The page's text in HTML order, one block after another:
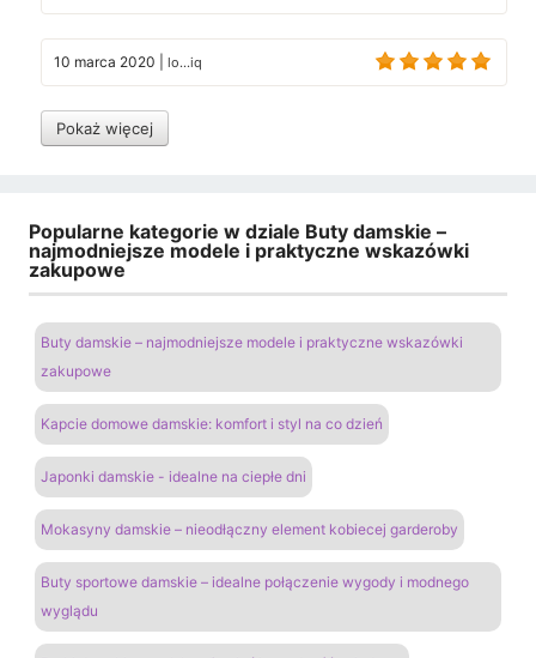
10 marca 2020 lo...iq
Pokaż więcej
Popularne kategorie w dziale Buty damskie –
najmodniejsze modele i praktyczne wskazówki
zakupowe
Buty damskie – najmodniejsze modele i praktyczne wskazówki
zakupowe
Kapcie domowe damskie: komfort i styl na co dzień
Japonki damskie - idealne na ciepłe dni
Mokasyny damskie – nieodłączny element kobiecej garderoby
Buty sportowe damskie – idealne połączenie wygody i modnego
wyglądu